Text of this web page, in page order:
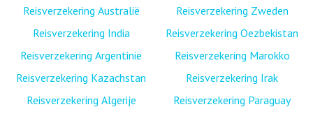
Reisverzekering Australië
Reisverzekering India
Reisverzekering Argentinië
Reisverzekering Kazachstan
Reisverzekering Algerije
Reisverzekering Zweden
Reisverzekering Oezbekistan
Reisverzekering Marokko
Reisverzekering Irak
Reisverzekering Paraguay